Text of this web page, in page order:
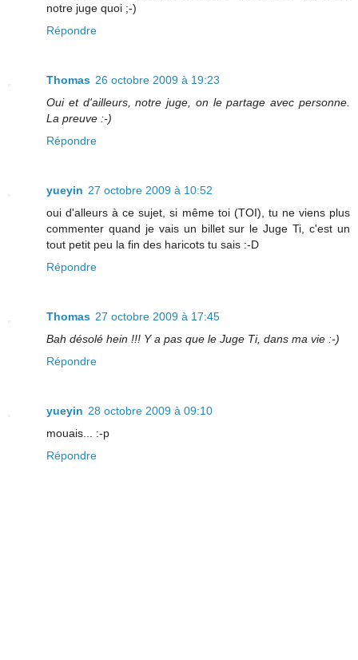
notre juge quoi ;-)
Répondre
Thomas 26 octobre 2009 à 19:23
Oui et d'ailleurs, notre juge, on le partage avec personne.
La preuve :-)
Répondre
yueyin 27 octobre 2009 à 10:52
oui d'alleurs à ce sujet, si même toi (TOI), tu ne viens plus
commenter quand je vais un billet sur le Juge Ti, c'est un
tout petit peu la fin des haricots tu sais :-D
Répondre
Thomas 27 octobre 2009 à 17:45
Bah désolé hein !!! Y a pas que le Juge Ti, dans ma vie :-)
Répondre
yueyin 28 octobre 2009 à 09:10
mouais... :-p
Répondre